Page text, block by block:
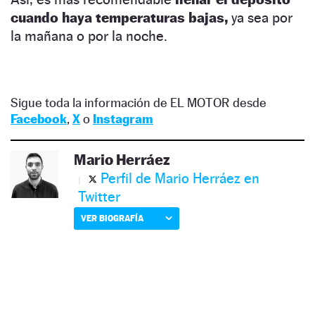
cuando haya temperaturas bajas, ya sea por
la mañana o por la noche.
Sigue toda la información de EL MOTOR desde
Facebook, Xo Instagram
Mario Herráez
Perfil de Mario Herráez en
Twitter
VER BIOGRAFÍA